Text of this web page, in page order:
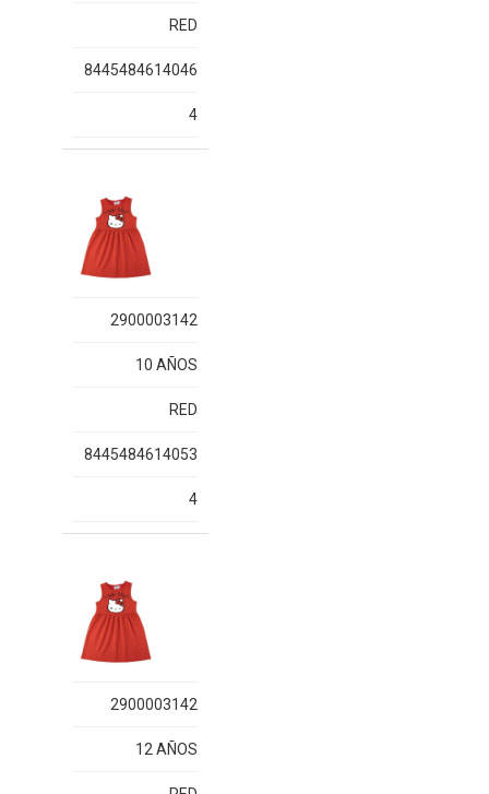
RED
8445484614046
4
2900003142
10 AÑOS
RED
8445484614053
4
2900003142
12 AÑOS